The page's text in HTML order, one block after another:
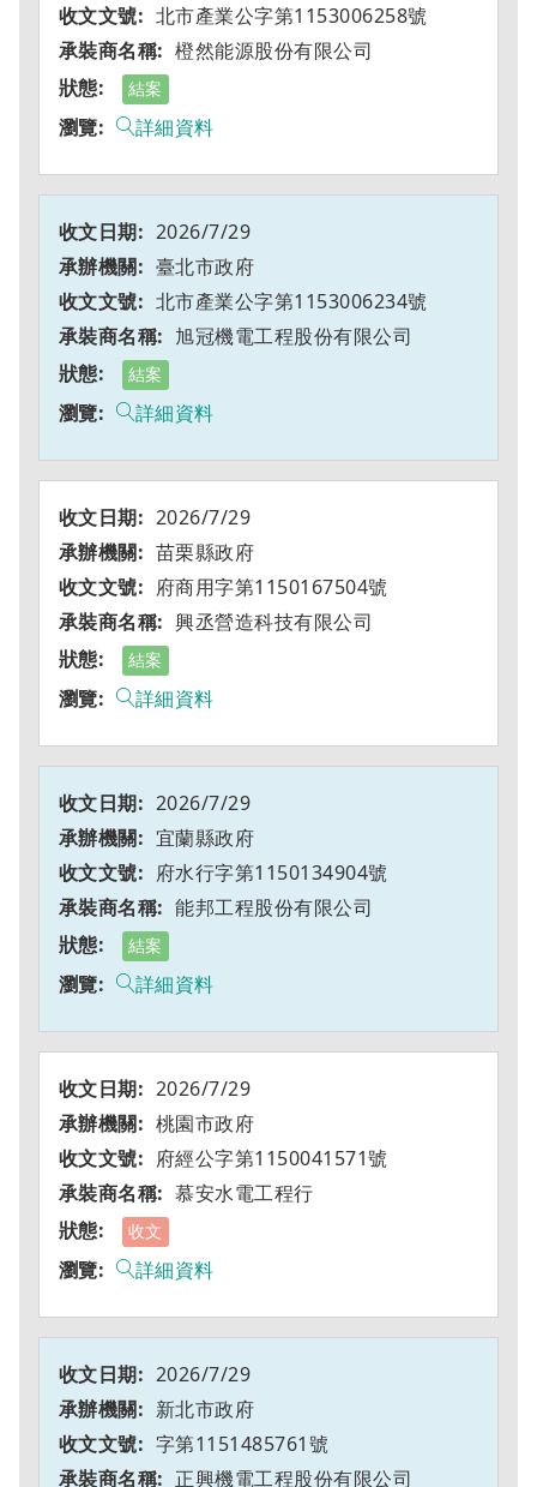
北市產業公字第1153006258號
橙然能源股份有限公司
結案
詳細資料
2026/7/29
臺北市政府
北市產業公字第1153006234號
旭冠機電工程股份有限公司
結案
詳細資料
2026/7/29
苗栗縣政府
府商用字第1150167504號
興丞營造科技有限公司
結案
詳細資料
2026/7/29
宜蘭縣政府
府水行字第1150134904號
能邦工程股份有限公司
結案
詳細資料
2026/7/29
桃園市政府
府經公字第1150041571號
慕安水電工程行
收文
詳細資料
2026/7/29
新北市政府
字第1151485761號
正興機電工程股份有限公司